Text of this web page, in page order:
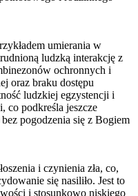
umierania w
ludzką interakcję z
ochronnych i
oraz braku dostępu
ludzkiej egzystencji i
co podkreśla jeszcze
pogodzenia się z Bogiem
i czynienia zła, co,
się nasiliło. Jest to
i stosunkowo niskiego